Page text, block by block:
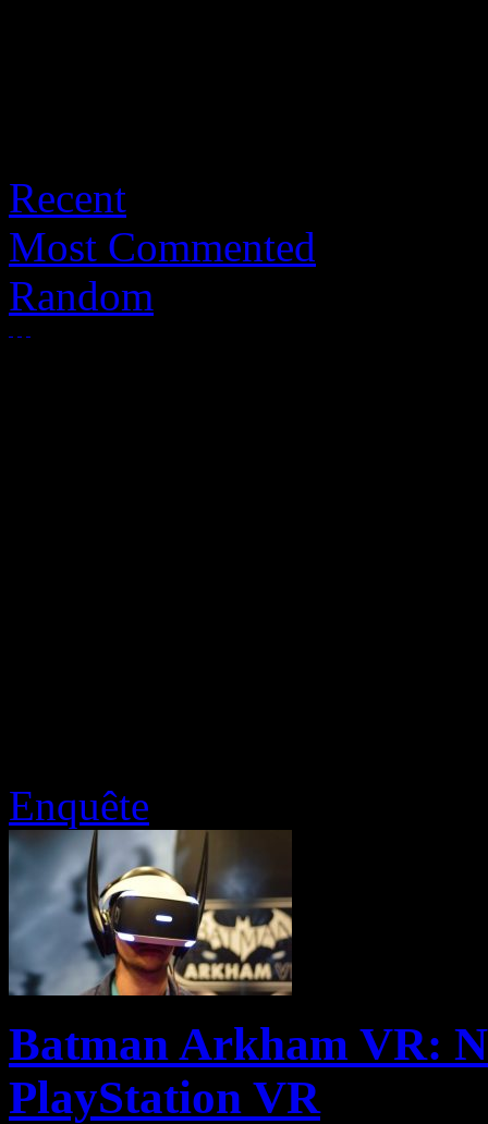
Recent
Most Commented
Random
Enquête
Batman Arkham VR:
PlayStation VR